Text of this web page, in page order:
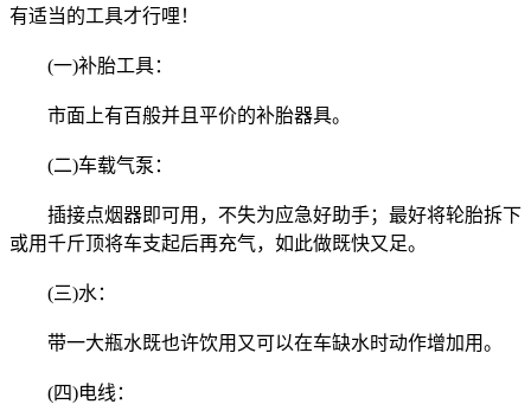
有适当的工具才行哩！
(一)补胎工具：
市面上有百般并且平价的补胎器具。
(二)车载气泵：
插接点烟器即可用，不失为应急好助手；最好将轮胎拆下
或用千斤顶将车支起后再充气，如此做既快又足。
(三)水：
带一大瓶水既也许饮用又可以在车缺水时动作增加用。
(四)电线：